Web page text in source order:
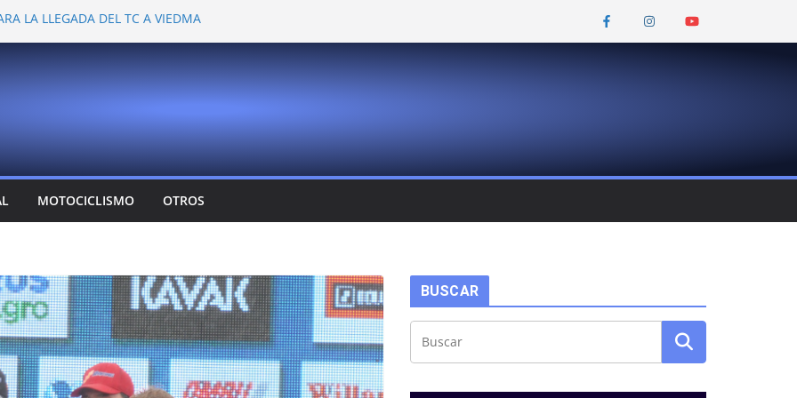
LA LLEGADA DEL TC A VIEDMA
EN LA PLATA
VER A TANTOS PILOTOS
DEJÓ CAMBIOS EN LOS CAMPEONATOS
CONFIRMA SU REGRESO AL TOP RACE
MOTOCICLISMO OTROS
BUSCAR